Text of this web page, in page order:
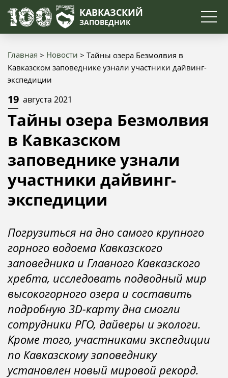
КАВКАЗСКИЙ
ЗАПОВЕДНИК
Поиск
Строка
навигации
Главная Новости
Тайны озера Безмолвия в
Кавказском заповеднике узнали участники дайвинг-
экспедиции
19 августа 2021
Тайны озера Безмолвия
в Кавказском
заповеднике узнали
участники дайвинг-
экспедиции
Погрузиться на дно самого крупного
горного водоема Кавказского
заповедника и Главного Кавказского
хребта, исследовать подводный мир
высокогорного озера и составить
подробную 3D-карту дна смогли
сотрудники РГО, дайверы и экологи.
Кроме того, участниками экспедиции
по Кавказскому заповеднику
установлен новый мировой рекорд.